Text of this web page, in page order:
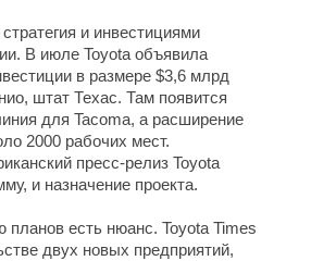
и инвестициями
В июле Toyota объявила
в размере $3,6 млрд
штат Техас. Там появится
для Tacoma, а расширение
2000 рабочих мест.
пресс-релиз Toyota
и назначение проекта.
планов есть нюанс. Toyota Times
двух новых предприятий,